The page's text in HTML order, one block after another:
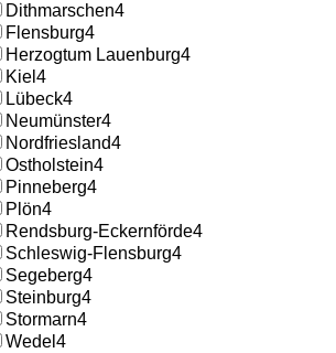
Dithmarschen4
Flensburg4
Herzogtum Lauenburg4
Kiel 4
Lübeck4
Neumünster4
Nordfriesland4
Ostholstein4
Pinneberg4
Plön4
Rendsburg-Eckernförde4
Schleswig-Flensburg4
Segeberg4
Steinburg4
Stormarn4
Wedel 4